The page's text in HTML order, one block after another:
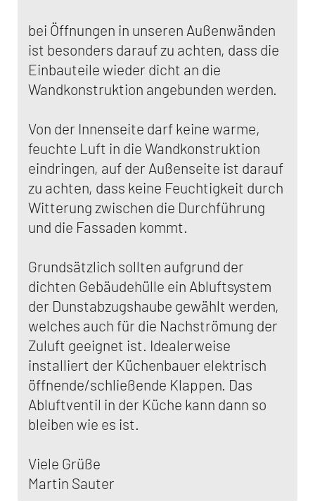
bei Öffnungen in unseren Außenwänden
ist besonders darauf zu achten, dass die
Einbauteile wieder dicht an die
Wandkonstruktion angebunden werden.
Von der Innenseite darf keine warme,
feuchte Luft in die Wandkonstruktion
eindringen, auf der Außenseite ist darauf
zu achten, dass keine Feuchtigkeit durch
Witterung zwischen die Durchführung
und die Fassaden kommt.
Grundsätzlich sollten aufgrund der
dichten Gebäudehülle ein Abluftsystem
der Dunstabzugshaube gewählt werden,
welches auch für die Nachströmung der
Zuluft geeignet ist. Idealerweise
installiert der Küchenbauer elektrisch
öffnende/schließende Klappen. Das
Abluftventil in der Küche kann dann so
bleiben wie es ist.
Viele Grüße
Martin Sauter